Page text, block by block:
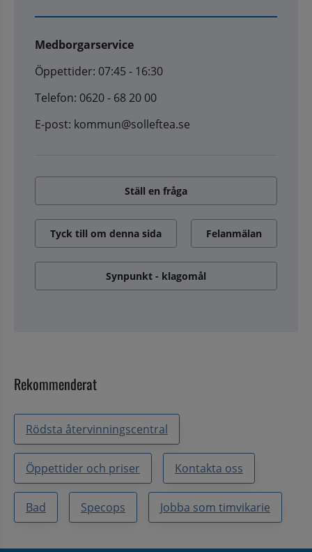
Medborgarservice
Öppettider: 07:45 - 16:30
Telefon: 0620 - 68 20 00
E-post: kommun@solleftea.se
Ställ en fråga
Tyck till om denna sida Felanmälan
Synpunkt - klagomål
Rekommenderat
Rödsta återvinningscentral
Öppettider och priser Kontakta oss
Bad Specops Jobba som timvikarie